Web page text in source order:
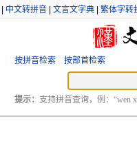
中文转拼音 文言文字典 繁体字转
按拼音检索 按部首检索
提示： 支持拼音查询，例：“wen